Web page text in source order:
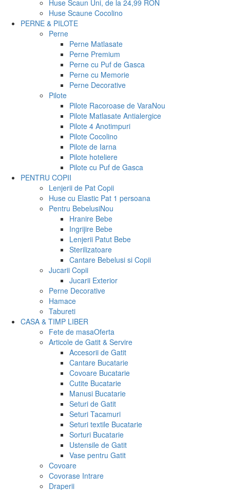
Huse Scaun Uni, de la 24,99 RON
Huse Scaune Cocolino
PERNE & PILOTE
Perne
Perne Matlasate
Perne Premium
Perne cu Puf de Gasca
Perne cu Memorie
Perne Decorative
Pilote
Pilote Racoroase de VaraNou
Pilote Matlasate Antialergice
Pilote 4 Anotimpuri
Pilote Cocolino
Pilote de Iarna
Pilote hoteliere
Pilote cu Puf de Gasca
PENTRU COPII
Lenjerii de Pat Copii
Huse cu Elastic Pat 1 persoana
Pentru BebelusiNou
Hranire Bebe
Ingrijire Bebe
Lenjerii Patut Bebe
Sterilizatoare
Cantare Bebelusi si Copii
Jucarii Copii
Jucarii Exterior
Perne Decorative
Hamace
Tabureti
CASA & TIMP LIBER
Fete de masaOferta
Articole de Gatit & Servire
Accesorii de Gatit
Cantare Bucatarie
Covoare Bucatarie
Cutite Bucatarie
Manusi Bucatarie
Seturi de Gatit
Seturi Tacamuri
Seturi textile Bucatarie
Sorturi Bucatarie
Ustensile de Gatit
Vase pentru Gatit
Covoare
Covorase Intrare
Draperii